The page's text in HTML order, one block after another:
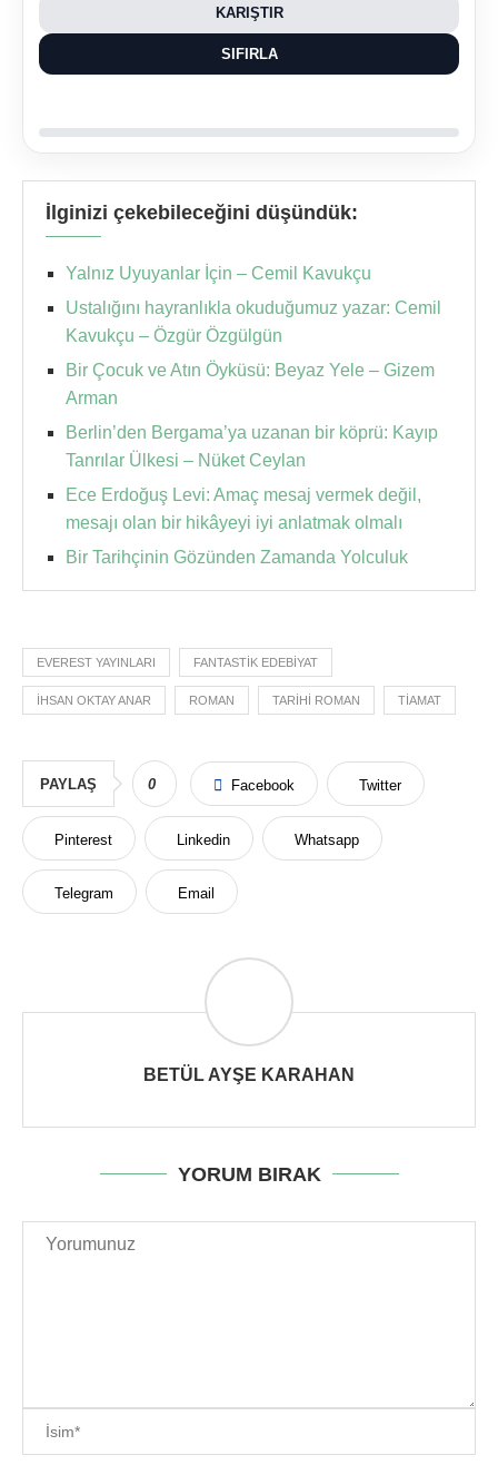
KARIŞTIR
SIFIRLA
İlginizi çekebileceğini düşündük:
Yalnız Uyuyanlar İçin – Cemil Kavukçu
Ustalığını hayranlıkla okuduğumuz yazar: Cemil
Kavukçu – Özgür Özgülgün
Bir Çocuk ve Atın Öyküsü: Beyaz Yele – Gizem
Arman
Berlin’den Bergama’ya uzanan bir köprü: Kayıp
Tanrılar Ülkesi – Nüket Ceylan
Ece Erdoğuş Levi: Amaç mesaj vermek değil,
mesajı olan bir hikâyeyi iyi anlatmak olmalı
Bir Tarihçinin Gözünden Zamanda Yolculuk
EVEREST YAYINLARI FANTASTIK EDEBIYAT
IHSAN OKTAY ANAR ROMAN TARIHI ROMAN TIAMAT
PAYLAŞ 0 Facebook Twitter
Pinterest Linkedin Whatsapp
Telegram Email
BETÜL AYŞE KARAHAN
YORUM BIRAK